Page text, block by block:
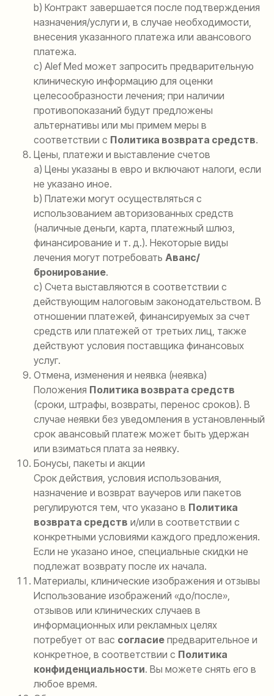
b) Контракт завершается после подтверждения
назначения/услуги и, в случае необходимости,
внесения указанного платежа или авансового
платежа.
c) Alef Med может запросить предварительную
клиническую информацию для оценки
целесообразности лечения; при наличии
противопоказаний будут предложены
альтернативы или мы примем меры в
соответствии с Политика возврата средств.
Цены, платежи и выставление счетов
а) Цены указаны в евро и включают налоги, если
не указано иное.
b) Платежи могут осуществляться с
использованием авторизованных средств
(наличные деньги, карта, платежный шлюз,
финансирование и т. д.). Некоторые виды
лечения могут потребовать Аванс/
бронирование.
c) Счета выставляются в соответствии с
действующим налоговым законодательством. В
отношении платежей, финансируемых за счет
средств или платежей от третьих лиц, также
действуют условия поставщика финансовых
услуг.
Отмена, изменения и неявка (неявка)
Положения Политика возврата средств
(сроки, штрафы, возвраты, перенос сроков). В
случае неявки без уведомления в установленный
срок авансовый платеж может быть удержан
или взиматься плата за неявку.
Бонусы, пакеты и акции
Срок действия, условия использования,
назначение и возврат ваучеров или пакетов
регулируются тем, что указано в Политика
возврата средств и/или в соответствии с
конкретными условиями каждого предложения.
Если не указано иное, специальные скидки не
подлежат возврату после их начала.
Материалы, клинические изображения и отзывы
Использование изображений «до/после»,
отзывов или клинических случаев в
информационных или рекламных целях
потребует от вас согласие предварительное и
конкретное, в соответствии с Политика
конфиденциальности. Вы можете снять его в
любое время.